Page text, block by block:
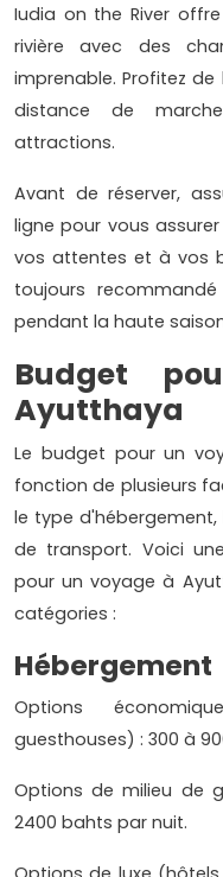
Iudia on the River
rivière avec des
imprenable. Profitez
distance de
attractions.
Avant de réserver,
ligne pour vous
vos attentes et à vos
toujours
pendant la haute
Budget
Ayutthaya
Le budget pour un
fonction de plusieurs
le type
de transport. Voici
pour un voyage à
catégories :
Hébergement
Options
guesthouses) : 300 à
Options de milieu de
2400 bahts par nuit.